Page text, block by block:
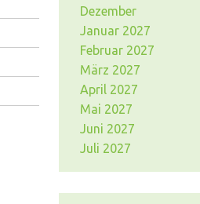
Dezember
Januar 2027
Februar 2027
März 2027
April 2027
Mai 2027
Juni 2027
Juli 2027